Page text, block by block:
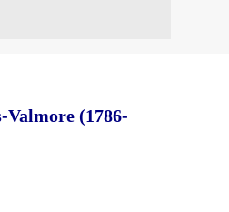
Valmore (1786-